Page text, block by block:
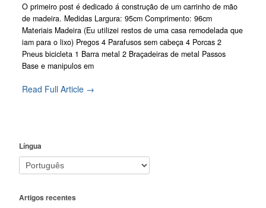
O primeiro post é dedicado á construção de um carrinho de mão
de madeira. Medidas Largura: 95cm Comprimento: 96cm
Materiais Madeira (Eu utilizei restos de uma casa remodelada que
iam para o lixo) Pregos 4 Parafusos sem cabeça 4 Porcas 2
Pneus bicicleta 1 Barra metal 2 Braçadeiras de metal Passos
Base e manipulos em
Read Full Article →
Língua
Artigos recentes